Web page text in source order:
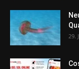
29.